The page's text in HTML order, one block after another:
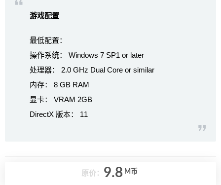
游戏配置
最低配置：
操作系统： Windows 7 SP1 or later
处理器： 2.0 GHz Dual Core or similar
内存： 8 GB RAM
显卡： VRAM 2GB
DirectX 版本： 11
原价： 9.8 M币